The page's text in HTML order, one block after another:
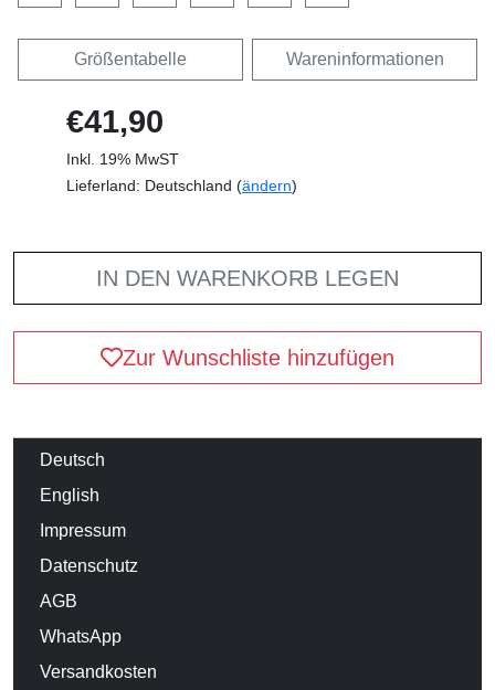
Größentabelle Wareninformationen
€41,90
Inkl. 19% MwST
Lieferland: Deutschland (ändern)
IN DEN WARENKORB LEGEN
Zur Wunschliste hinzufügen
Deutsch
English
Impressum
Datenschutz
AGB
WhatsApp
Versandkosten